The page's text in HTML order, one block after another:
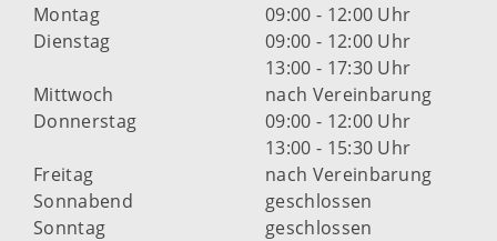
Montag
09:00 - 12:00 Uhr
Dienstag
09:00 - 12:00 Uhr
13:00 - 17:30 Uhr
Mittwoch
nach Vereinbarung
Donnerstag
09:00 - 12:00 Uhr
13:00 - 15:30 Uhr
Freitag
nach Vereinbarung
Sonnabend
geschlossen
Sonntag
geschlossen